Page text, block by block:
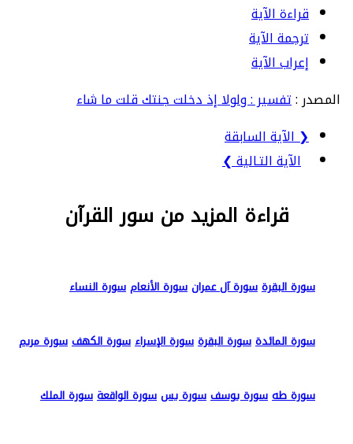
قراءة الآية
ترجمة الآية
إعراب الآية
المصدر :تفسير : ولولا إذ دخلت جنتك قلت ما شاء
❮ الآية السابقة
الآية التـالية ❯
قراءة المزيد من سور القرآن
سورة البقرة سورة آل عمران سورة الأنعام سورة النساء
سورة المائدة سورة البقرة سورة الإسراء سورة الكهف سورة مريم
سورة طه سورة يوسف سورة يس سورة الواقعة سورة الملك